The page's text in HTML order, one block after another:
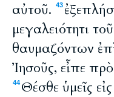
αὐτοῦ.
43
μεγαλειότητι
θαυμαζόντων
Ἰησοῦς, εἶπε
44 Θέσθε ὑμεῖς